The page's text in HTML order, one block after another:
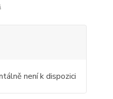
není k dispozici